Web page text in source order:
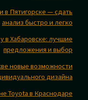
в Пятигорске — сдать
анализ быстро и легко
в Хабаровске: лучшие
предложения и выбор
новые возможности
дизайна
Toyota в Краснодаре